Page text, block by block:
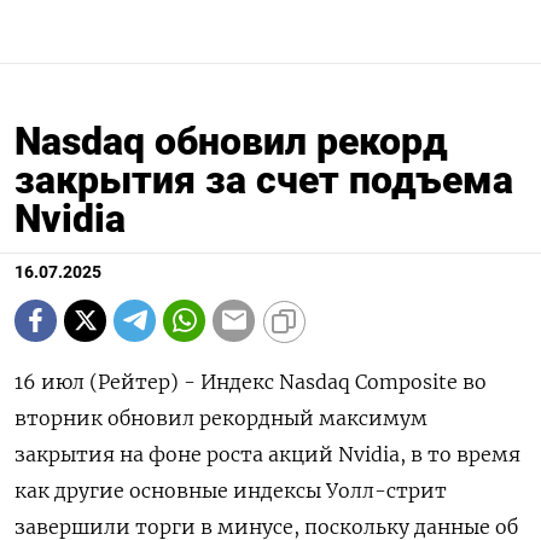
Nasdaq обновил рекорд
закрытия за счет подъема
Nvidia
16.07.2025
16 июл (Рейтер) - Индекс Nasdaq Composite во
вторник обновил рекордный максимум
закрытия на фоне роста акций Nvidia, в то время
как другие основные индексы Уолл-стрит
завершили торги в минусе, поскольку данные об